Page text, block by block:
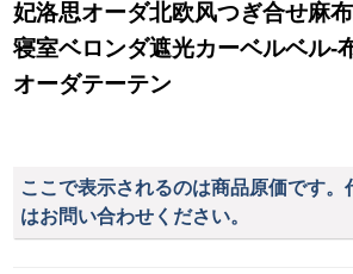
っています。すみま
せん、すみません。
0025-森系花卉纱/オ
カーン
妃洛思オーダ北欧风つぎ合せ麻
寝室ベロンダ遮光カーベルベル-
オーダテーテン
ここで表示されるのは商品原価です。
はお問い合わせください。